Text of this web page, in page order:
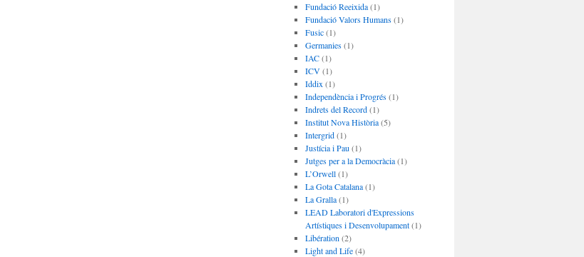
Fundació Reeixida(1)
Fundació Valors Humans(1)
Fusic(1)
Germanies(1)
IAC(1)
ICV(1)
Iddix (1)
Independència i Progrés(1)
Indrets del Record(1)
Institut Nova Història(5)
Intergrid(1)
Justícia i Pau (1)
Jutges per a la Democràcia(1)
L’Orwell(1)
La Gota Catalana(1)
La Gralla(1)
LEAD Laboratori d'Expressions
Artístiques i Desenvolupament(1)
Libération (2)
Light and Life(4)